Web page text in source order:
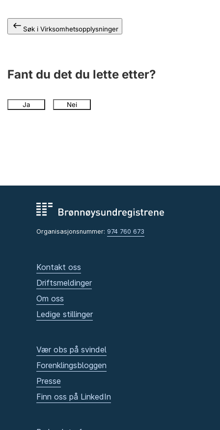
Søk i Virksomhetsopplysninger
Fant du det du lette etter?
Ja Nei
Organisasjonsnummer: 974 760 673
Kontakt oss
Driftsmeldinger
Om oss
Ledige stillinger
Vær obs på svindel
Forenklingsbloggen
Presse
Finn oss på LinkedIn